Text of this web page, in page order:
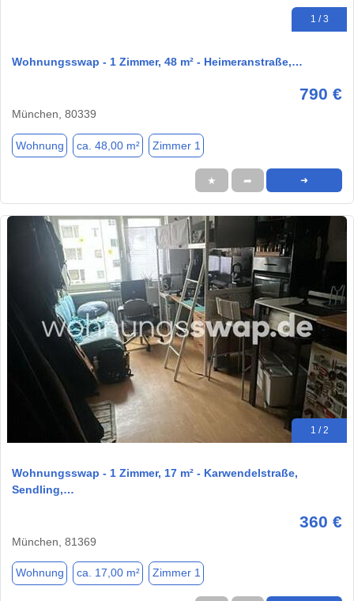
1 / 3
Wohnungsswap - 1 Zimmer, 48 m² - Heimeranstraße,…
790 €
München, 80339
Wohnung ca. 48,00 m² Zimmer 1
★ ➦ ➜
1 / 2
Wohnungsswap - 1 Zimmer, 17 m² - Karwendelstraße,
Sendling,…
360 €
München, 81369
Wohnung ca. 17,00 m² Zimmer 1